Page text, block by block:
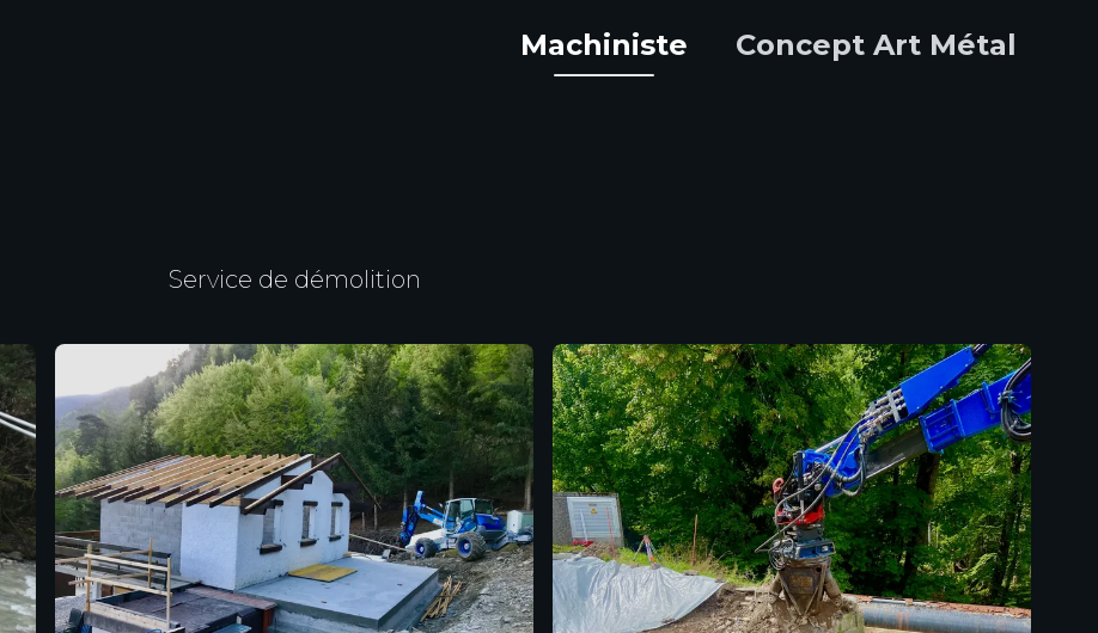
Machiniste Concept Art Métal
Service de démolition